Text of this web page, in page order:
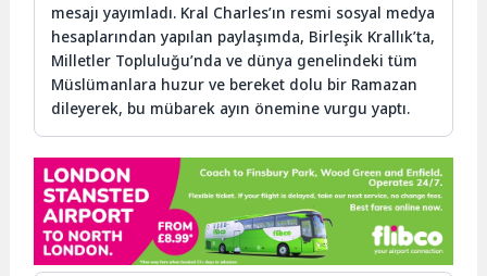
mesajı yayımladı. Kral Charles’ın resmi sosyal medya
hesaplarından yapılan paylaşımda, Birleşik Krallık’ta,
Milletler Topluluğu’nda ve dünya genelindeki tüm
Müslümanlara huzur ve bereket dolu bir Ramazan
dileyerek, bu mübarek ayın önemine vurgu yaptı.